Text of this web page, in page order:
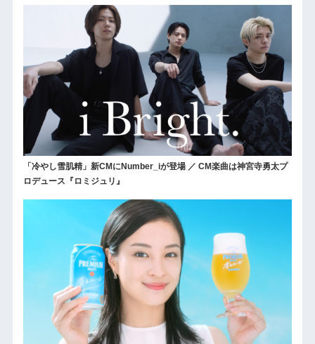
「冷やし雪肌精」新CMにNumber_iが登場 ／ CM楽曲は神宮寺勇太プ
ロデュース『ロミジュリ』